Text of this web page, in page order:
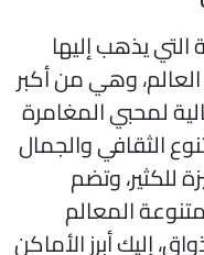
يذهب إليها
وهي من أكبر
لمحبي المغامرة
والجمال
وتضم
المعالم
إليك أبرز الأماكن